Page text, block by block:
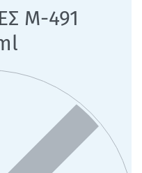
M-491